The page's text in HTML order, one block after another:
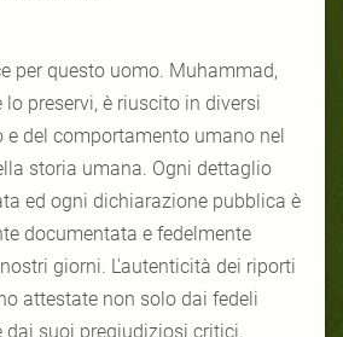
per questo uomo. Muhammad,
preservi, è riuscito in diversi
e del comportamento umano nel
storia umana. Ogni dettaglio
ed ogni dichiarazione pubblica è
documentata e fedelmente
giorni. L'autenticità dei riporti
attestate non solo dai fedeli
dai suoi pregiudiziosi critici.